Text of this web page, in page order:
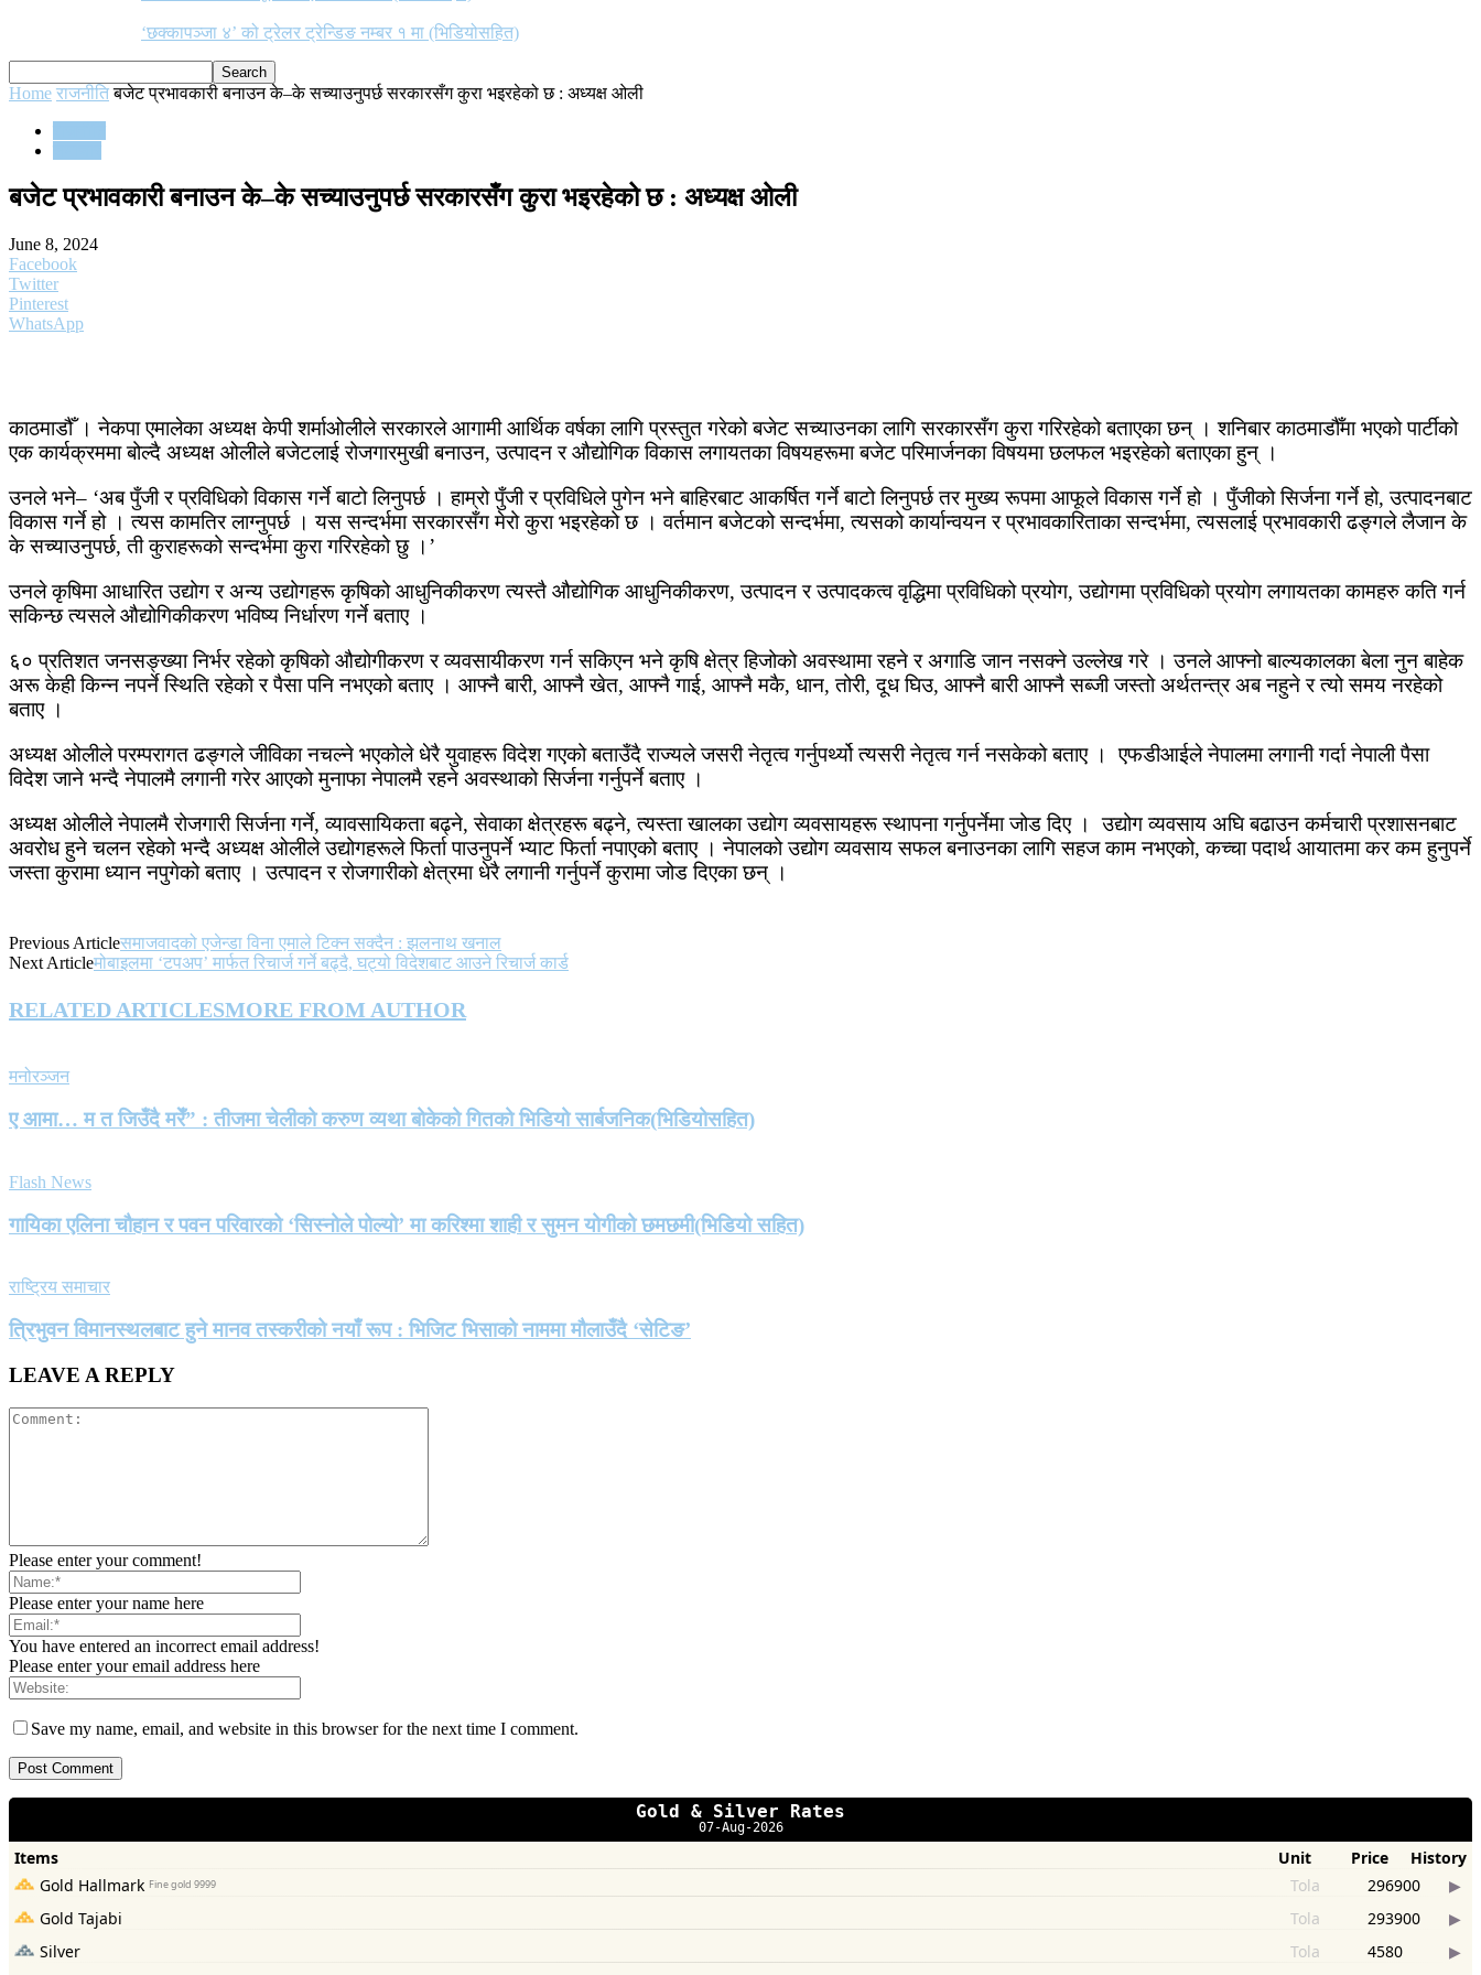
‘छक्कापञ्जा ४’ को ट्रेलर ट्रेन्डिङ नम्बर १ मा (भिडियोसहित)
Home राजनीति बजेट प्रभावकारी बनाउन के–के सच्याउनुपर्छ सरकारसँग कुरा भइरहेको छ : अध्यक्ष ओली
बजेट प्रभावकारी बनाउन के–के सच्याउनुपर्छ सरकारसँग कुरा भइरहेको छ : अध्यक्ष ओली
June 8, 2024
Facebook
Twitter
Pinterest
WhatsApp
काठमाडौँ । नेकपा एमालेका अध्यक्ष केपी शर्माओलीले सरकारले आगामी आर्थिक वर्षका लागि प्रस्तुत गरेको बजेट सच्याउनका लागि सरकारसँग कुरा गरिरहेको बताएका छन् । शनिबार काठमाडौँमा भएको पार्टीको
एक कार्यक्रममा बोल्दै अध्यक्ष ओलीले बजेटलाई रोजगारमुखी बनाउन, उत्पादन र औद्योगिक विकास लगायतका विषयहरूमा बजेट परिमार्जनका विषयमा छलफल भइरहेको बताएका हुन् ।
उनले भने– ‘अब पुँजी र प्रविधिको विकास गर्ने बाटो लिनुपर्छ । हाम्रो पुँजी र प्रविधिले पुगेन भने बाहिरबाट आकर्षित गर्ने बाटो लिनुपर्छ तर मुख्य रूपमा आफूले विकास गर्ने हो । पुँजीको सिर्जना गर्ने हो, उत्पादनबाट
विकास गर्ने हो । त्यस कामतिर लाग्नुपर्छ । यस सन्दर्भमा सरकारसँग मेरो कुरा भइरहेको छ । वर्तमान बजेटको सन्दर्भमा, त्यसको कार्यान्वयन र प्रभावकारिताका सन्दर्भमा, त्यसलाई प्रभावकारी ढङ्गले लैजान के
के सच्याउनुपर्छ, ती कुराहरूको सन्दर्भमा कुरा गरिरहेको छु ।’
उनले कृषिमा आधारित उद्योग र अन्य उद्योगहरू कृषिको आधुनिकीकरण त्यस्तै औद्योगिक आधुनिकीकरण, उत्पादन र उत्पादकत्व वृद्धिमा प्रविधिको प्रयोग, उद्योगमा प्रविधिको प्रयोग लगायतका कामहरु कति गर्न
सकिन्छ त्यसले औद्योगिकीकरण भविष्य निर्धारण गर्ने बताए ।
६० प्रतिशत जनसङ्ख्या निर्भर रहेको कृषिको औद्योगीकरण र व्यवसायीकरण गर्न सकिएन भने कृषि क्षेत्र हिजोको अवस्थामा रहने र अगाडि जान नसक्ने उल्लेख गरे । उनले आफ्नो बाल्यकालका बेला नुन बाहेक
अरू केही किन्न नपर्ने स्थिति रहेको र पैसा पनि नभएको बताए । आफ्नै बारी, आफ्नै खेत, आफ्नै गाई, आफ्नै मकै, धान, तोरी, दूध घिउ, आफ्नै बारी आफ्नै सब्जी जस्तो अर्थतन्त्र अब नहुने र त्यो समय नरहेको
बताए ।
अध्यक्ष ओलीले परम्परागत ढङ्गले जीविका नचल्ने भएकोले धेरै युवाहरू विदेश गएको बताउँदै राज्यले जसरी नेतृत्व गर्नुपर्थ्यो त्यसरी नेतृत्व गर्न नसकेको बताए । एफडीआईले नेपालमा लगानी गर्दा नेपाली पैसा
विदेश जाने भन्दै नेपालमै लगानी गरेर आएको मुनाफा नेपालमै रहने अवस्थाको सिर्जना गर्नुपर्ने बताए ।
अध्यक्ष ओलीले नेपालमै रोजगारी सिर्जना गर्ने, व्यावसायिकता बढ्ने, सेवाका क्षेत्रहरू बढ्ने, त्यस्ता खालका उद्योग व्यवसायहरू स्थापना गर्नुपर्नेमा जोड दिए । उद्योग व्यवसाय अघि बढाउन कर्मचारी प्रशासनबाट
अवरोध हुने चलन रहेको भन्दै अध्यक्ष ओलीले उद्योगहरूले फिर्ता पाउनुपर्ने भ्याट फिर्ता नपाएको बताए । नेपालको उद्योग व्यवसाय सफल बनाउनका लागि सहज काम नभएको, कच्चा पदार्थ आयातमा कर कम हुनुपर्ने
जस्ता कुरामा ध्यान नपुगेको बताए । उत्पादन र रोजगारीको क्षेत्रमा धेरै लगानी गर्नुपर्ने कुरामा जोड दिएका छन् ।
Previous Articleसमाजवादको एजेन्डा विना एमाले टिक्न सक्दैन : झलनाथ खनाल
Next Articleमोबाइलमा ‘टपअप’ मार्फत रिचार्ज गर्ने बढ्दै, घट्यो विदेशबाट आउने रिचार्ज कार्ड
RELATED ARTICLESMORE FROM AUTHOR
मनोरञ्जन
ए आमा… म त जिउँदै मरेँ” : तीजमा चेलीको करुण व्यथा बोकेको गितको भिडियो सार्बजनिक(भिडियोसहित)
Flash News
गायिका एलिना चौहान र पवन परिवारको ‘सिस्नोले पोल्यो’ मा करिश्मा शाही र सुमन योगीको छमछमी(भिडियो सहित)
राष्ट्रिय समाचार
त्रिभुवन विमानस्थलबाट हुने मानव तस्करीको नयाँ रूप : भिजिट भिसाको नाममा मौलाउँदै ‘सेटिङ’
LEAVE A REPLY
Please enter your comment!
Please enter your name here
You have entered an incorrect email address!
Please enter your email address here
Save my name, email, and website in this browser for the next time I comment.